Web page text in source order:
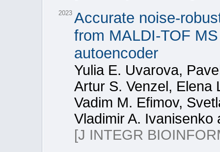
2023 Accurate noise-
from MALDI-TOF
autoencoder
Yulia E. Uvarova,
Artur S. Venzel, Elena
Vadim M. Efimov,
Vladimir A. Ivanisenko
[J INTEGR